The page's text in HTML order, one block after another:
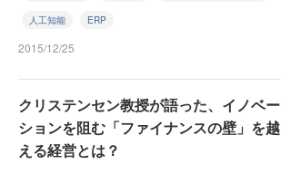
人工知能 ERP
2015/12/25
クリステンセン教授が語った、イノベー
ションを阻む「ファイナンスの壁」を越
える経営とは？